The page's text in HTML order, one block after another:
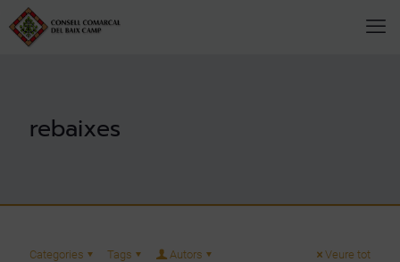
rebaixes
Categories Tags Autors Veure tot